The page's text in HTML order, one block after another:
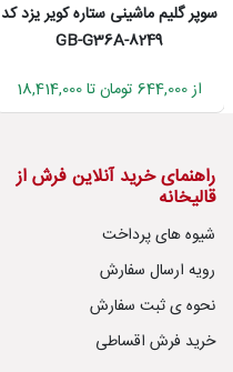
سوپر گلیم ماشینی ستاره کویر یزد کد
GB-G36A-8249
از 644,000 تومان تا 18,414,000
راهنمای خرید آنلاین فرش از
قالیخانه
شیوه های پرداخت
رویه ارسال سفارش
نحوه ی ثبت سفارش
خرید فرش اقساطی